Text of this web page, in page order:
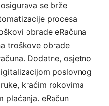
se brže
procesa
obrade eRačuna
troškove obrade
Dodatne, osjetno
poslovnog
kraćim rokovima
plaćanja. eRačun